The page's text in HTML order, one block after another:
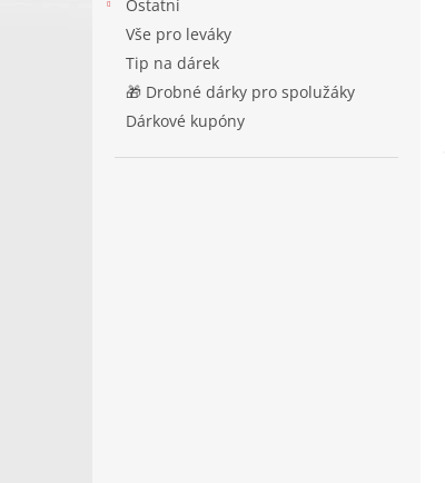
Ostatní
Vše pro leváky
Tip na dárek
🎁 Drobné dárky pro spolužáky
Dárkové kupóny